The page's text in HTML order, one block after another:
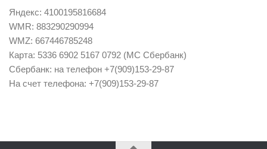
Яндекс: 4100195816684
WMR: 883290290994
WMZ: 667446785248
Карта: 5336 6902 5167 0792 (MC Сбербанк)
Сбербанк: на телефон +7(909)153-29-87
На счет телефона: +7(909)153-29-87